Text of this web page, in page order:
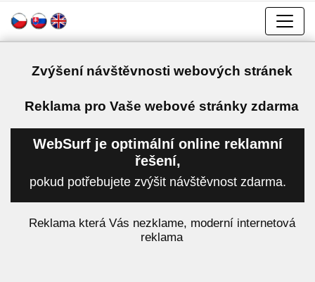
Zvýšení návštěvnosti webových stránek
Reklama pro Vaše webové stránky zdarma
WebSurf je optimální online reklamní
řešení,
pokud potřebujete zvýšit návštěvnost zdarma.
Reklama která Vás nezklame, moderní internetová
reklama